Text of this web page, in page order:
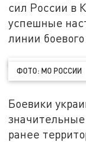
сил России в
успешные
линии
ФОТО: МО РОССИИ
Боевики
ранее